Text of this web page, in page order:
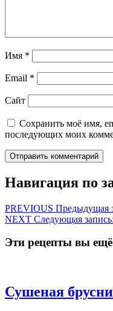
Имя *
Email *
Сайт
Сохранить моё имя,
последующих моих
Навигация по
PREVIOUS Предыдущая
NEXT Следующая запись:
Эти рецепты вы
Сушеная